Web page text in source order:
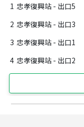
1 忠孝復興站 - 出口5
2 忠孝復興站 - 出口3
3 忠孝復興站 - 出口1
4 忠孝復興站 - 出口2